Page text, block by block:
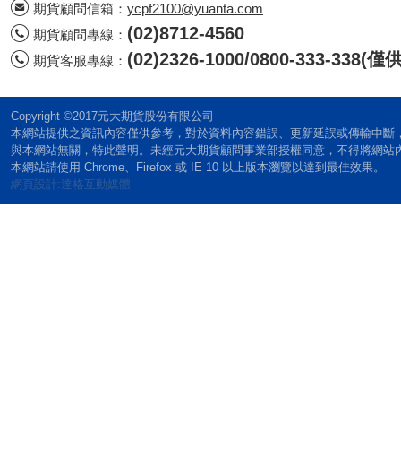
期貨顧問信箱： ycpf2100@yuanta.com
期貨顧問專線： (02)8712-4560
期貨客服專線： (02)2326-1000/0800-333-338(僅
Copyright ©2017元大期貨股份有限公司
本網站提供之資訊內容僅供參考，對於資料內容錯誤、更新延誤或傳輸中
與本網站無關，特此聲明。未經元大期貨顧問事業部授權同意，不得將網站
本網站請使用 Chrome、Firefox 或 IE 10 以上版本瀏覽以達到最佳效果。
網頁設計:達格互動媒體